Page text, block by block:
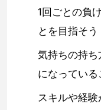
1回ごとの負
とを目指そう
気持ちの持ち
になってい
スキルや経